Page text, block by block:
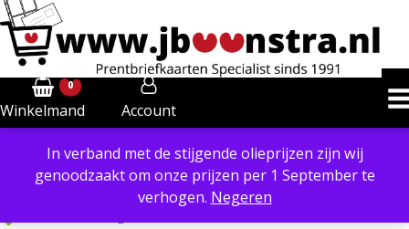
In verband met de stijgende olieprijzen zijn wij
genoodzaakt om onze prijzen per 1 September te
verhogen. Negeren
0
Winkelmand Account
Powered by Translate
Verzendkosten €6,40 in NL, €8,50 in BE